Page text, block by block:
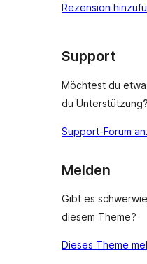
Rezensionen
Rezension
Support
Möchtest du
du Unterstützung?
Support-Forum
Melden
Gibt es
diesem Theme?
Dieses Theme